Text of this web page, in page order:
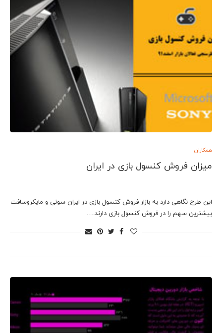
همکاران
میزان فروش کنسول بازی در ایران
این طرح نگاهی دارد به بازار فروش کنسول بازی در ایران سونی و مایکروسافت
بیشترین سهم را در فروش کنسول بازی دارند.…